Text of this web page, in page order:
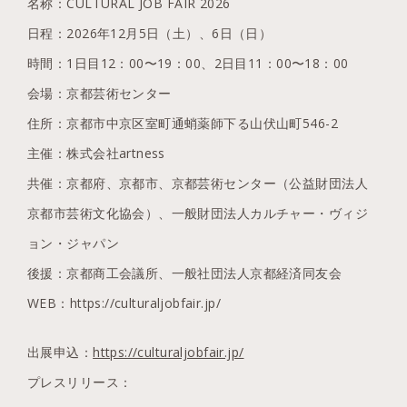
名称：CULTURAL JOB FAIR 2026
日程：2026年12月5日（土）、6日（日）
時間：1日目12：00〜19：00、2日目11：00〜18：00
会場：京都芸術センター
住所：京都市中京区室町通蛸薬師下る山伏山町546-2
主催：株式会社artness
共催：京都府、京都市、京都芸術センター（公益財団法人
京都市芸術文化協会）、一般財団法人カルチャー・ヴィジ
ョン・ジャパン
後援：京都商工会議所、一般社団法人京都経済同友会
WEB：https://culturaljobfair.jp/
出展申込：https://culturaljobfair.jp/
プレスリリース：